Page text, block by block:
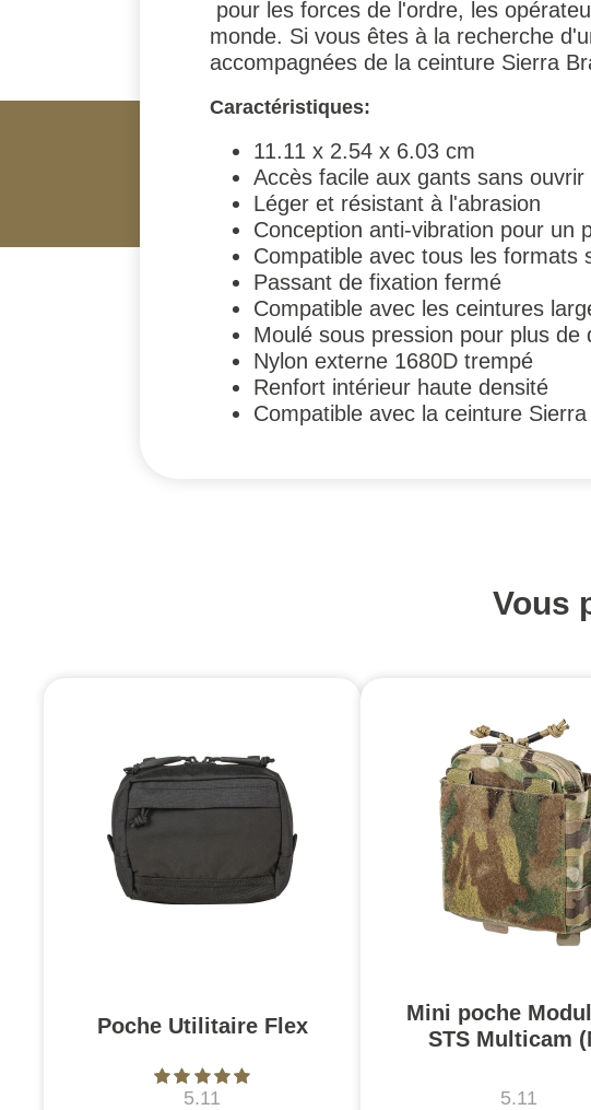
pour les forces de l'ordre, les
monde. Si vous êtes à la recherche
accompagnées de la ceinture Sierra
Caractéristiques:
11.11 x 2.54 x 6.03 cm
Accès facile aux gants sans ouvrir
Léger et résistant à l'abrasion
Conception anti-vibration pour un
Compatible avec tous les formats
Passant de fixation fermé
Compatible avec les ceintures
Moulé sous pression pour plus de
Nylon externe 1680D trempé
Renfort intérieur haute densité
Compatible avec la ceinture
Vous
Poche Utilitaire Flex
5.11
Mini poche
STS Multicam
5.11